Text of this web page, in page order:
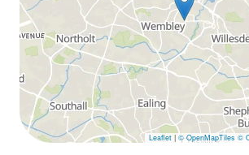
Leaflet | © OpenMapTiles ©